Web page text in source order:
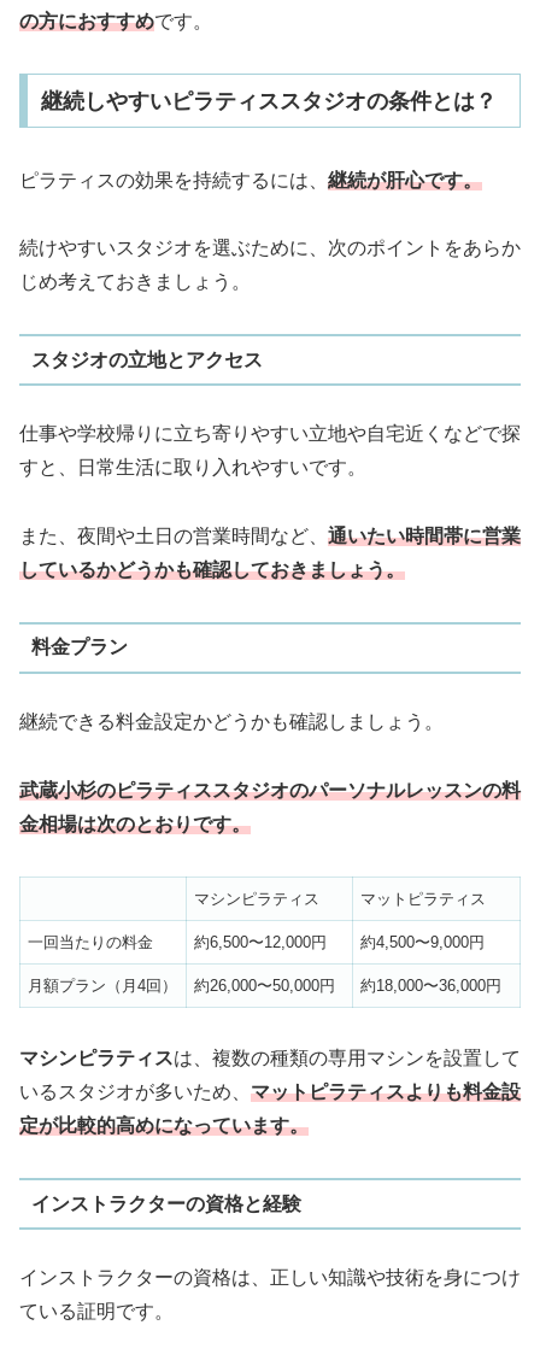
の方におすすめです。
継続しやすいピラティススタジオの条件とは？
ピラティスの効果を持続するには、 継続が肝心です。
続けやすいスタジオを選ぶために、次のポイントをあらか
じめ考えておきましょう。
スタジオの立地とアクセス
仕事や学校帰りに立ち寄りやすい立地や自宅近くなどで探
すと、日常生活に取り入れやすいです。
また、夜間や土日の営業時間など、 通いたい時間帯に営業
しているかどうかも確認しておきましょう。
料金プラン
継続できる料金設定かどうかも確認しましょう。
武蔵小杉のピラティススタジオのパーソナルレッスンの料
金相場は次のとおりです。
マシンピラティス マットピラティス
一回当たりの料金 約6,500〜12,000円 約4,500〜9,000円
月額プラン（月4回） 約26,000〜50,000円 約18,000〜36,000円
マシンピラティスは、複数の種類の専用マシンを設置して
いるスタジオが多いため、 マットピラティスよりも料金設
定が比較的高めになっています。
インストラクターの資格と経験
インストラクターの資格は、正しい知識や技術を身につけ
ている証明です。